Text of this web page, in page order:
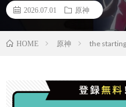
2026.07.01 原神
HOME 原神 the